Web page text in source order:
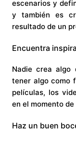
escenarios y
y también es
resultado de un
Encuentra
Nadie crea algo
tener algo como
películas, los
en el momento
Haz un buen